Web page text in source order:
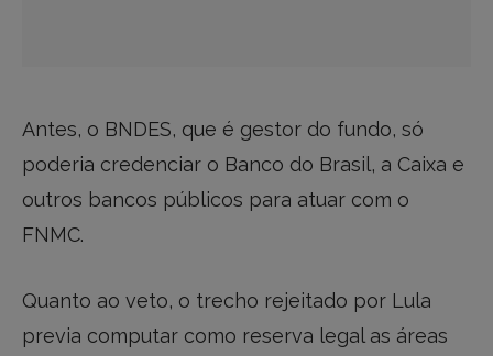
Antes, o BNDES, que é gestor do fundo, só
poderia credenciar o Banco do Brasil, a Caixa e
outros bancos públicos para atuar com o
FNMC.
Quanto ao veto, o trecho rejeitado por Lula
previa computar como reserva legal as áreas